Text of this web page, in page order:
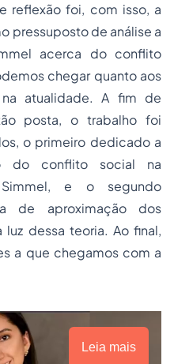
reflexão foi, com isso, a
pressuposto de análise a
acerca do conflito
chegar quanto aos
atualidade. A fim de
posta, o trabalho foi
o primeiro dedicado a
do conflito social na
e o segundo
de aproximação dos
dessa teoria. Ao final,
a que chegamos com a
Leia mais